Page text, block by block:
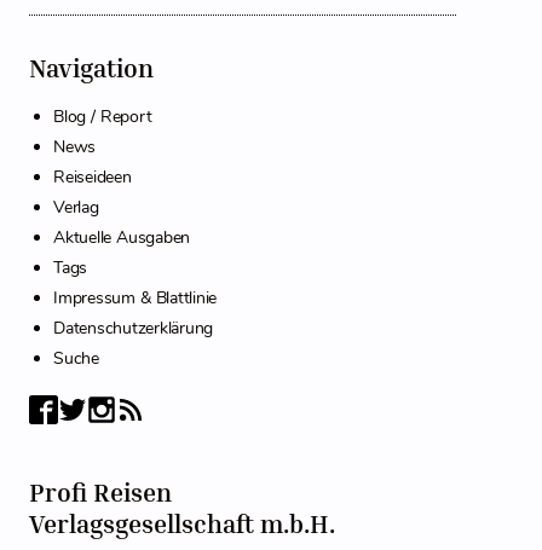
Navigation
Blog / Report
News
Reiseideen
Verlag
Aktuelle Ausgaben
Tags
Impressum & Blattlinie
Datenschutzerklärung
Suche
Profi Reisen
Verlagsgesellschaft m.b.H.